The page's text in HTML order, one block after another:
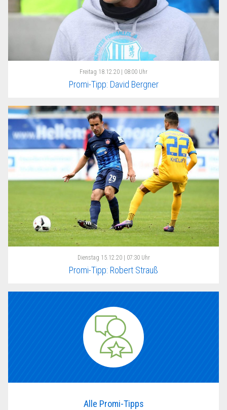
Freitag 18.12.20 | 08:00 Uhr
Promi-Tipp: David Bergner
Dienstag 15.12.20 | 07:30 Uhr
Promi-Tipp: Robert Strauß
Alle Promi-Tipps